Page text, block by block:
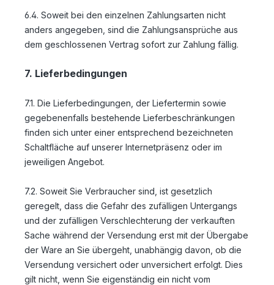
6.4. Soweit bei den einzelnen Zahlungsarten nicht
anders angegeben, sind die Zahlungsansprüche aus
dem geschlossenen Vertrag sofort zur Zahlung fällig.
7. Lieferbedingungen
7.1. Die Lieferbedingungen, der Liefertermin sowie
gegebenenfalls bestehende Lieferbeschränkungen
finden sich unter einer entsprechend bezeichneten
Schaltfläche auf unserer Internetpräsenz oder im
jeweiligen Angebot.
7.2. Soweit Sie Verbraucher sind, ist gesetzlich
geregelt, dass die Gefahr des zufälligen Untergangs
und der zufälligen Verschlechterung der verkauften
Sache während der Versendung erst mit der Übergabe
der Ware an Sie übergeht, unabhängig davon, ob die
Versendung versichert oder unversichert erfolgt. Dies
gilt nicht, wenn Sie eigenständig ein nicht vom